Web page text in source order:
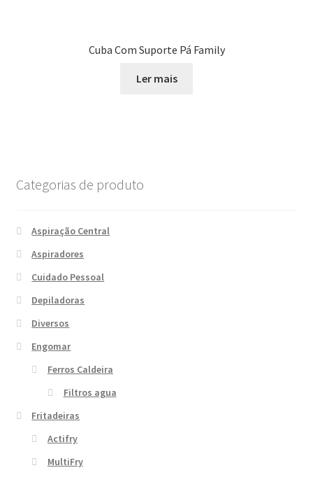
Cuba Com Suporte Pá Family
Ler mais
Categorias de produto
Aspiração Central
Aspiradores
Cuidado Pessoal
Depiladoras
Diversos
Engomar
Ferros Caldeira
Filtros agua
Fritadeiras
Actifry
MultiFry